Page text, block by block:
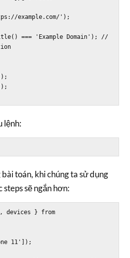
lệnh:
toán, khi chúng ta sử dụng
sẽ ngắn hơn:
devices } from
11']);